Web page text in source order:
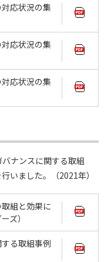
応状況の集
応状況の集
応状況の集
ナンスに関する取組
いました。（2021年）
組と効果に
ズ）
る取組事例